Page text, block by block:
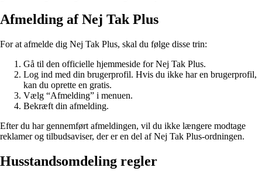
Afmelding af Nej Tak Plus
For at afmelde dig Nej Tak Plus, skal du følge disse trin:
Gå til den officielle hjemmeside for Nej Tak Plus.
Log ind med din brugerprofil. Hvis du ikke har en brugerprofil,
kan du oprette en gratis.
Vælg “Afmelding” i menuen.
Bekræft din afmelding.
Efter du har gennemført afmeldingen, vil du ikke længere modtage
reklamer og tilbudsaviser, der er en del af Nej Tak Plus-ordningen.
Husstandsomdeling regler